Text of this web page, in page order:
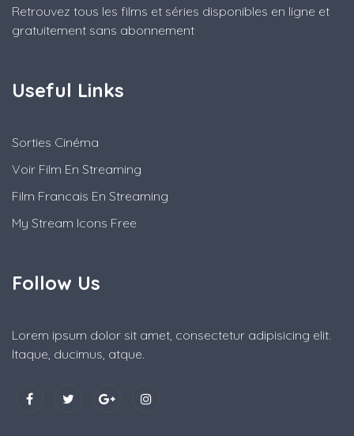
Retrouvez tous les films et séries disponibles en ligne et
gratuitement sans abonnement
Useful Links
Sorties Cinéma
Voir Film En Streaming
Film Francais En Streaming
My Stream Icons Free
Follow Us
Lorem ipsum dolor sit amet, consectetur adipisicing elit.
Itaque, ducimus, atque.